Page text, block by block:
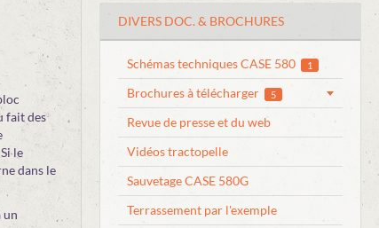
fait des
le
dans le
un
DIVERS DOC. & BROCHURES
Schémas techniques CASE 580 1
Brochures à télécharger 5
Revue de presse et du web
Vidéos tractopelle
Sauvetage CASE 580G
Terrassement par l'exemple